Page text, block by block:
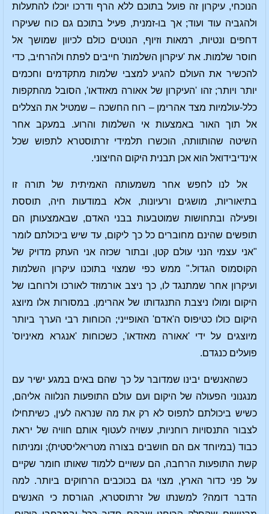
הנוכחי, עיקרון זה פועל בתוכם ללא הרף ודרכו יוכלו להתעלות
ולהגביה עוד ועוד; אך בו-זמנית, פעיל בתוכם גם כוח שעיקרו
דחפים ונטיות, רמאות וזיוף, הנוטים כולם לכיוון שמושך אל
חוסר שלמות. את 'עיקרון השלמות' חייבים לפתח ולהרחיב, כדי
להכשיר את העולם להגיע למצבי שלמות מתקדמים וחכמים
יותר ויותר; זהו 'העיקרון של אאורה מאזדאו', הסובל מהתקפות
כלל-עולמיות מצד אהרימן – רוח החשכה – שמטיל את הצללים
אל תוך האור באמצעות אי השלמות והרוע. במעקב אחר
השיטה שהותוותה, הוכשרו תלמידי זרתוסטרא לתפוש שכל
אינדיבידואל הוא אכן תבנית היקום החיצוני.
אל לנו לחפש אחר משמעותה האמיתית של תורה זו
בתיאוריות, מושגים ורעיונות, אלא במודעות חיה, תוססת
ופעילה ובתחושות שמוטבעות בבני האדם, שבאמצעותן הם
תופשים שהינם מחוברים כל כך ליקום, עד שיש ביכולתם לומר
"אני עצמי הנני עולם קטן, ובתור שכזה אני העתק מדויק של
הקוסמוס הגדול." ממש כפי שמצוי בתוכנו עיקרון השלמות
ועיקרון אחר שמתנגד לו, כך ניצב אורמוזד לאורכו ולרוחבו של
היקום ומולו ניצבת התנגדותו של אהרימן. במסורות אלו מיוצג
היקום כולו כטיפוס ה'אדם' האופייני; הכוחות רבי הערך ביותר
מיוצגים על ידי 'אאורה מאזדאו', כשכוחות 'אנגרא מאיניוס'
פועלים כנגדם.
כשהאנשים יבינו שמדובר על כך שהם באים במגע ישיר עם
מנגנוני הפעולה של היקום ועם עולם התופעות הנלווה אליהם,
כשיש ביכולתם לתפוס לא רק את מה שנראה לעין, כשיתחילו
לצבור התנסויות רוחניות, עשויה לעטוף אותם חוויה של יראת
כבוד (במיוחד אם הם חושבים בצורה מטריאליסטית); ומניתוח
קשת התופעות הרחבה, הם עשויים ללמוד שאותו חומר שקיים
על פני כדור הארץ, מצוי גם בכוכבים הרחוקים ביותר. למה
הדבר דומה? למשנתו של זרתוסטרא, הגורסת כי האנשים